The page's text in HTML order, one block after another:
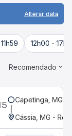
Alterar data
12h00 -
Recomendado
Capetinga, MG
Cássia, MG -